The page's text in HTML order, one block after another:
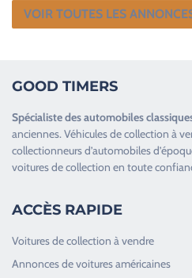
VOIR TOUTES LES
GOOD TIMERS
Spécialiste desautomobiles
anciennes.Véhicules de collection à
collectionneurs d’automobiles
voitures de collection en toute
ACCÈS RAPIDE
Voitures de collection à vendre
Annonces de voitures américaines